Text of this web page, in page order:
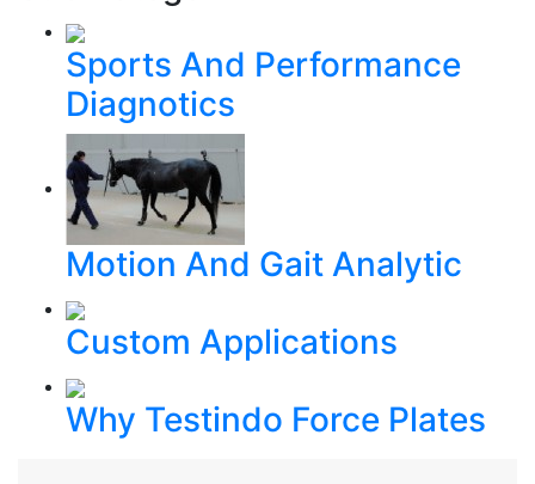
Sports And Performance
Diagnotics
Motion And Gait Analytic
Custom Applications
Why Testindo Force Plates